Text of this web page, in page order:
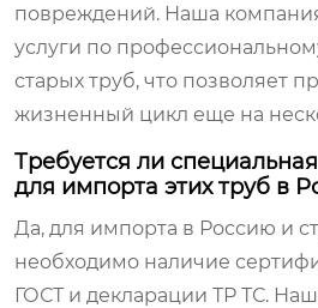
повреждений. Наша
услуги по
старых труб, что позволяет
жизненный цикл еще на
Требуется ли
для импорта этих труб в
Да, для импорта в Россию и
необходимо наличие
ГОСТ и декларации ТР ТС.